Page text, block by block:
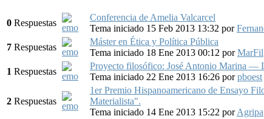
0 Respuestas
Conferencia de Amelia Valcarcel
Tema iniciado 15 Feb 2013 13:32 por
7 Respuestas
Máster en Ética y Política Pública
Tema iniciado 18 Ene 2013 00:12 porMarFil
1 Respuestas
Proyecto filosófico: José Antonio Marina —
Tema iniciado 22 Ene 2013 16:26 porpboest
2 Respuestas
1er Premio Hispanoamericano de Ensayo
Materialista".
Tema iniciado 14 Ene 2013 15:22 porAgripa